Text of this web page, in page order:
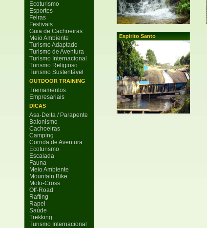
Ecoturismo
Esportes
Feiras
Festivais
Guia de Cachoeiras
Meio Ambiente
Turismo Adaptado
Turismo de Aventura
Turismo Internacional
Turismo Religioso
Turismo Sustentável
OUTDOOR TRAINING
Treinamentos
Empresariais
DICAS
Asa-Delta / Parapente
Balonismo
Cachoeiras
Camping
Corrida de Aventura
Ecoturismo
Escalada
Fauna
Meio Ambiente
Mountain Bike
Moto-Cross
Off-Road
Rafting
Rapel
Saúde
Trekking
Turismo Internacional
Espirito Santo